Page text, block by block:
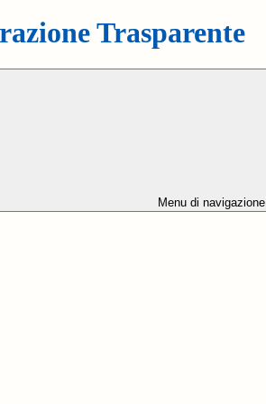
Trasparente
Menu di navigazione